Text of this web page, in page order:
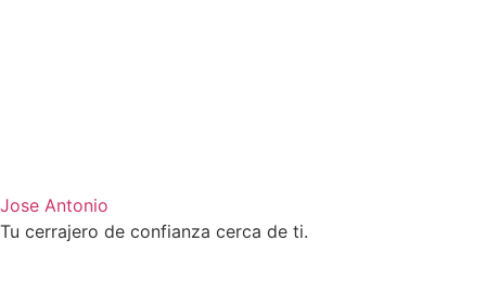
Jose Antonio
Tu cerrajero de confianza cerca de ti.